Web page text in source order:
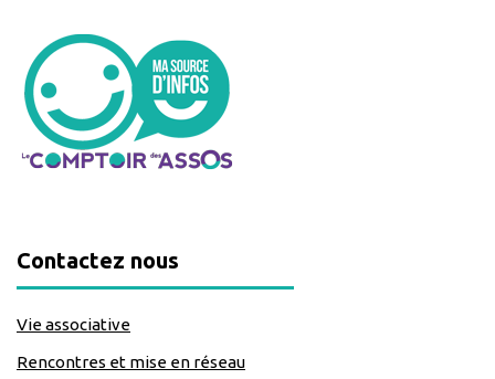
Contactez nous
Vie associative
Rencontres et mise en réseau